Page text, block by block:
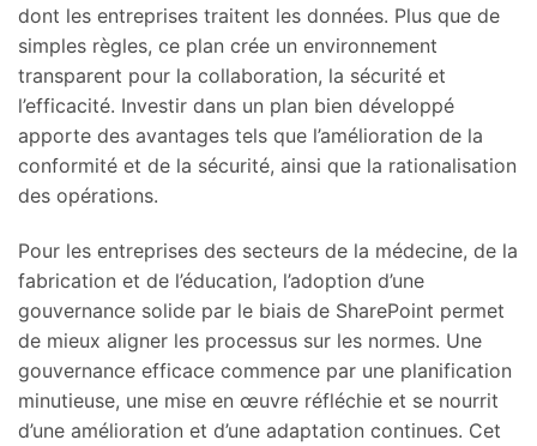
dont les entreprises traitent les données. Plus que de
simples règles, ce plan crée un environnement
transparent pour la collaboration, la sécurité et
l’efficacité. Investir dans un plan bien développé
apporte des avantages tels que l’amélioration de la
conformité et de la sécurité, ainsi que la rationalisation
des opérations.
Pour les entreprises des secteurs de la médecine, de la
fabrication et de l’éducation, l’adoption d’une
gouvernance solide par le biais de SharePoint permet
de mieux aligner les processus sur les normes. Une
gouvernance efficace commence par une planification
minutieuse, une mise en œuvre réfléchie et se nourrit
d’une amélioration et d’une adaptation continues. Cet